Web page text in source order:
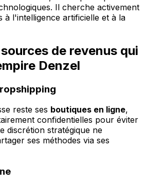
Il cherche activement
à l'intelligence artificielle et à la
de revenus qui
Denzel
reste ses boutiques en ligne,
confidentielles pour éviter
discrétion stratégique ne
ses méthodes via ses